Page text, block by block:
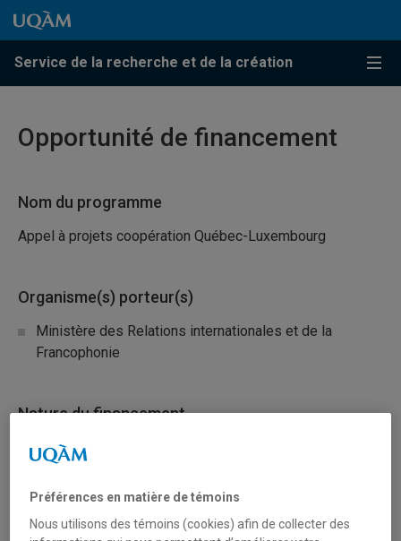
Passer au contenu
Accéder au menu principal
Accéder à la recherche
Passer au contenu
Accéder au menu principal
Service de la recherche et de la création
Menu
Opportunité de financement
Nom du programme
Appel à projets coopération Québec-Luxembourg
Organisme(s) porteur(s)
Ministère des Relations internationales et de la
Francophonie
Nature du financement
International
Préférences en matière de témoins
Nous utilisons des témoins (cookies) afin de collecter des